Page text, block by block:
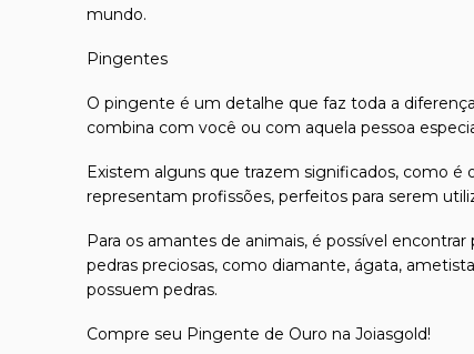
mundo.
Pingentes
O pingente é um detalhe que faz toda a
combina com você ou com aquela pessoa
Existem alguns que trazem significados, como é
representam profissões, perfeitos para serem
Para os amantes de animais, é possível
pedras preciosas, como diamante, ágata,
possuem pedras.
Compre seu Pingente de Ouro na Joiasgold!